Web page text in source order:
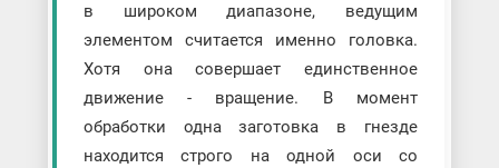
в широком диапазоне, ведущим
элементом считается именно головка.
Хотя она совершает единственное
движение - вращение. В момент
обработки одна заготовка в гнезде
находится строго на одной оси со